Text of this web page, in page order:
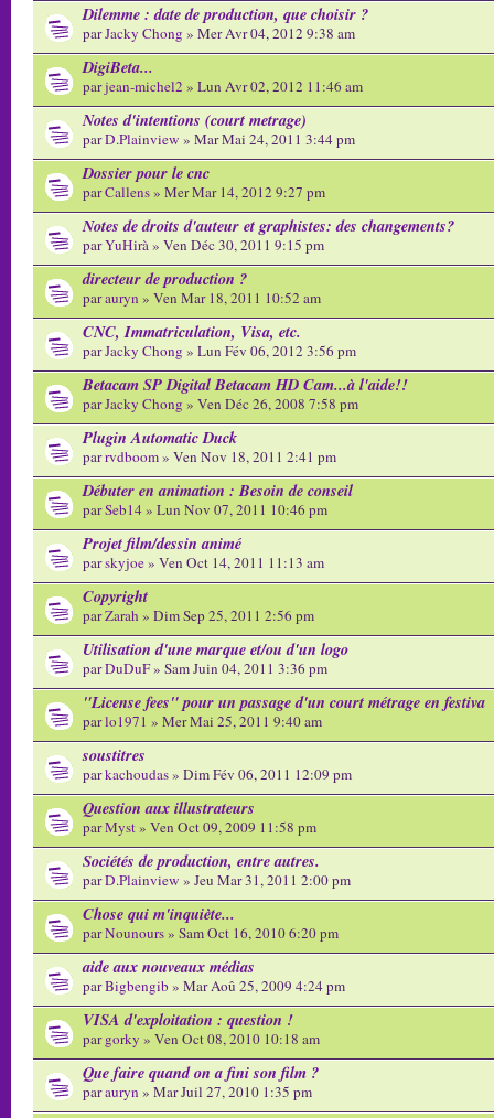
Dilemme : date de production, que choisir ?
parJacky Chong » Mer Avr 04, 2012 9:38 am
DigiBeta...
parjean-michel2 » Lun Avr 02, 2012 11:46 am
Notes d'intentions (court metrage)
parD.Plainview » Mar Mai 24, 2011 3:44 pm
Dossier pour le cnc
parCallens» Mer Mar 14, 2012 9:27 pm
Notes de droits d'auteur et graphistes: des changements?
parYuHirà» Ven Déc 30, 2011 9:15 pm
directeur de production ?
parauryn » Ven Mar 18, 2011 10:52 am
CNC, Immatriculation, Visa, etc.
parJacky Chong » Lun Fév 06, 2012 3:56 pm
Betacam SP Digital Betacam HD Cam...à l'aide!!
parJacky Chong » Ven Déc 26, 2008 7:58 pm
Plugin Automatic Duck
parrvdboom» Ven Nov 18, 2011 2:41 pm
Débuter en animation : Besoin de conseil
parSeb14» Lun Nov 07, 2011 10:46 pm
Projet film/dessin animé
parskyjoe» Ven Oct 14, 2011 11:13 am
Copyright
parZarah» Dim Sep 25, 2011 2:56 pm
Utilisation d'une marque et/ou d'un logo
parDuDuF» Sam Juin 04, 2011 3:36 pm
"License fees" pour un passage d'un court métrage en festiva
parlo1971 » Mer Mai 25, 2011 9:40 am
soustitres
parkachoudas» Dim Fév 06, 2011 12:09 pm
Question aux illustrateurs
parMyst» Ven Oct 09, 2009 11:58 pm
Sociétés de production, entre autres.
parD.Plainview » Jeu Mar 31, 2011 2:00 pm
Chose qui m'inquiète...
parNounours» Sam Oct 16, 2010 6:20 pm
aide aux nouveaux médias
parBigbengib » Mar Aoû 25, 2009 4:24 pm
VISA d'exploitation : question !
pargorky » Ven Oct 08, 2010 10:18 am
Que faire quand on a fini son film ?
parauryn » Mar Juil 27, 2010 1:35 pm